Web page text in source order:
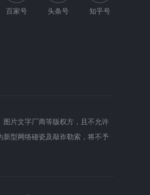
百家号 头条号 知乎号
片文字厂商等版权方，且不允许
型网络碰瓷及敲诈勒索，将不予